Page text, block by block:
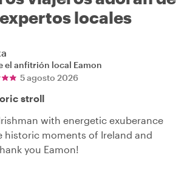
locales
el anfitrión local Eamon
5 agosto 2026
stroll
with energetic exuberance
historic moments of Ireland and
you Eamon!